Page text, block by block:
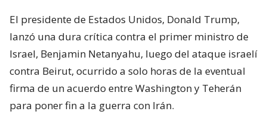
El presidente de Estados Unidos, Donald Trump,
lanzó una dura crítica contra el primer ministro de
Israel, Benjamin Netanyahu, luego del ataque israelí
contra Beirut, ocurrido a solo horas de la eventual
firma de un acuerdo entre Washington y Teherán
para poner fin a la guerra con Irán.